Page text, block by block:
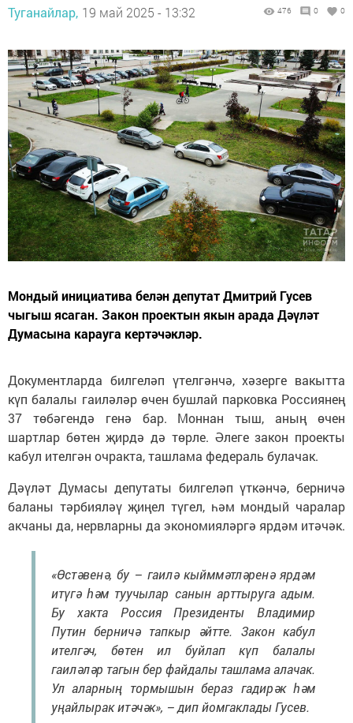
Туганайлар, 19 май 2025 - 13:32 476 0 0
Мондый инициатива белән депутат Дмитрий Гусев
чыгыш ясаган. Закон проектын якын арада Дәүләт
Думасына карауга кертәчәкләр.
Документларда билгеләп үтелгәнчә, хәзерге вакытта
күп балалы гаиләләр өчен бушлай парковка Россиянең
37 төбәгендә генә бар. Моннан тыш, аның өчен
шартлар бөтен җирдә дә төрле. Әлеге закон проекты
кабул ителгән очракта, ташлама федераль булачак.
Дәүләт Думасы депутаты билгеләп үткәнчә, берничә
баланы тәрбияләү җиңел түгел, һәм мондый чаралар
акчаны да, нервларны да экономияләргә ярдәм итәчәк.
«Өстәвенә, бу – гаилә кыйммәтләренә ярдәм
итүгә һәм туучылар санын арттыруга адым.
Бу хакта Россия Президенты Владимир
Путин берничә тапкыр әйтте. Закон кабул
ителгәч, бөтен ил буйлап күп балалы
гаиләләр тагын бер файдалы ташлама алачак.
Ул аларның тормышын бераз гадирәк һәм
уңайлырак итәчәк», – дип йомгаклады Гусев.